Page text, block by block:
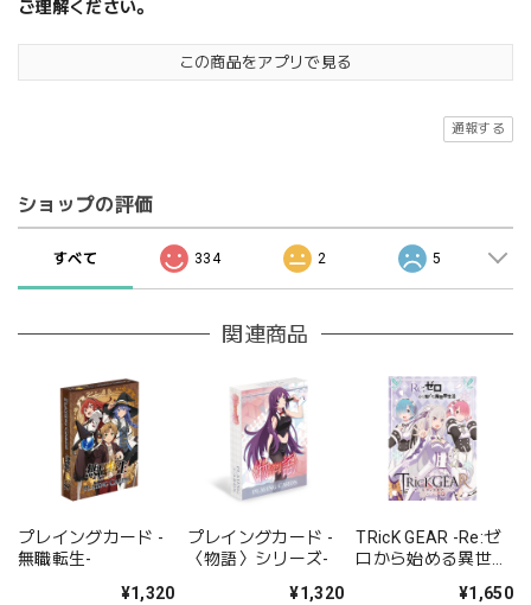
ご理解ください。
この商品をアプリで見る
通報する
ショップの評価
すべて 334 2 5
関連商品
プレイングカード -
無職転生-
¥1,320
プレイングカード -
〈物語〉シリーズ-
¥1,320
TRicK GEAR -Re:ゼ
ロから始める異世界
¥1,650